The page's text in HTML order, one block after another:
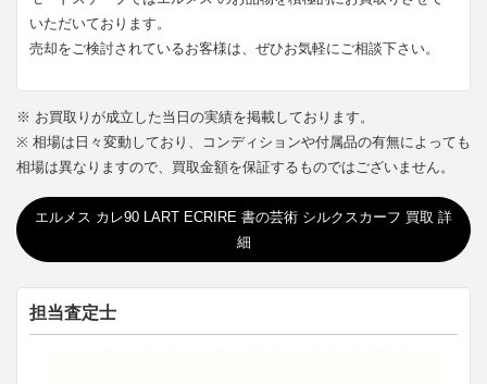
いただいております。
売却をご検討されているお客様は、ぜひお気軽にご相談下さい。
※ お買取りが成立した当日の実績を掲載しております。
※ 相場は日々変動しており、コンディションや付属品の有無によっても
相場は異なりますので、買取金額を保証するものではございません。
エルメス カレ90 LART ECRIRE 書の芸術 シルクスカーフ 買取 詳
細
担当査定士